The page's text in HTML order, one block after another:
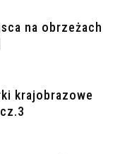
na obrzeżach
krajobrazowe